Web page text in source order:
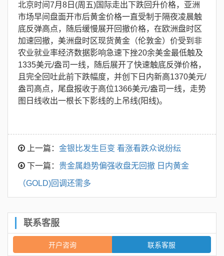
北京时间7月8日(周五)国际走出下跌回升价格，亚洲
市场早间盘面开市后黄金价格一直受制于隔夜凌晨触
底反弹高点，随后缓慢展开回撤价格，在欧洲盘时区
加速回撤，美洲盘时区现货黄金（伦敦金）价受到非
农业就业率经济数据影响急速下挫20余美金最低触及
1335美元/盎司一线，随后展开了快速触底反弹价格，
且完全回吐此前下跌幅度，并创下日内新高1370美元/
盎司高点，尾盘报收于高位1366美元/盎司一线，走势
图日线收出一根长下影线的上吊线(阳线)。
上一篇： 金银比发生巨变 看涨看跌众说纷纭
下一篇： 贵金属趋势偏强收盘无回撤 日内黄金
（GOLD)回调还需多
联系客服
开户咨询 联系客服